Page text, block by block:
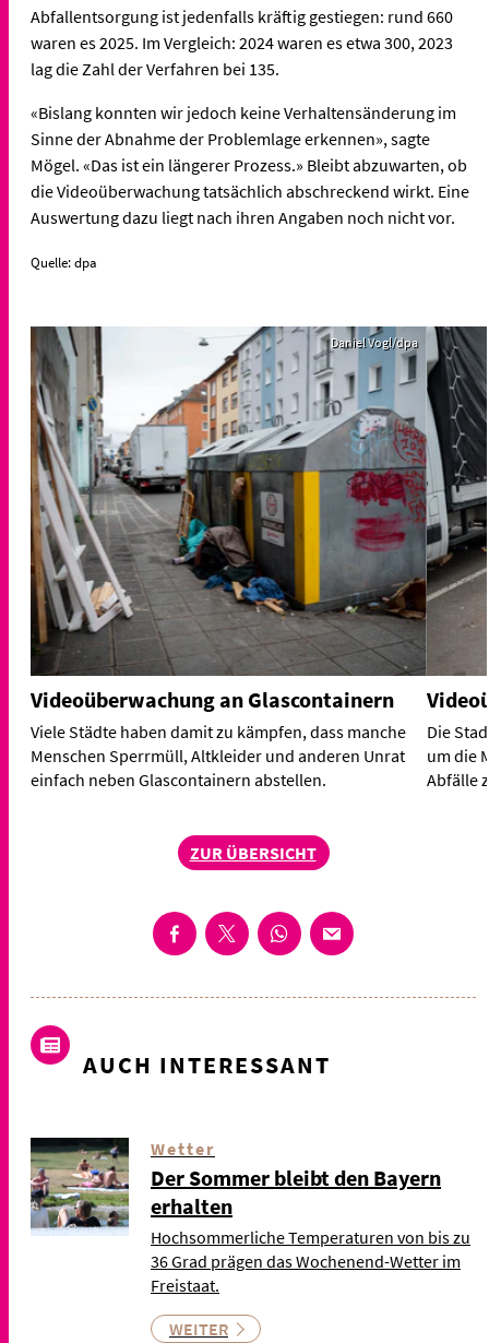
Abfallentsorgung ist jedenfalls kräftig gestiegen: rund 660
waren es 2025. Im Vergleich: 2024 waren es etwa 300, 2023
lag die Zahl der Verfahren bei 135.
«Bislang konnten wir jedoch keine Verhaltensänderung im
Sinne der Abnahme der Problemlage erkennen», sagte
Mögel. «Das ist ein längerer Prozess.» Bleibt abzuwarten, ob
die Videoüberwachung tatsächlich abschreckend wirkt. Eine
Auswertung dazu liegt nach ihren Angaben noch nicht vor.
Quelle: dpa
Daniel Vogl/dpa
Videoüberwachung an Glascontainern
Viele Städte haben damit zu kämpfen, dass manche
Menschen Sperrmüll, Altkleider und anderen Unrat
einfach neben Glascontainern abstellen.
Die
um die
Abfälle
ZUR ÜBERSICHT
AUCH INTERESSANT
Wetter
Der Sommer bleibt den Bayern
erhalten
Hochsommerliche Temperaturen von bis zu
36 Grad prägen das Wochenend-Wetter im
Freistaat.
WEITER